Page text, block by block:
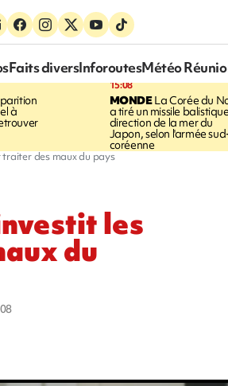
Faits diversInforoutesMétéo
à
15:08
MONDELa Corée du
a tiré un missile
direction de la mer du
Japon, selon l'armée
coréenne
traiter des maux du pays
les
du